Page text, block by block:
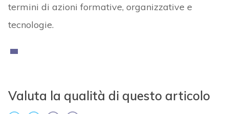
termini di azioni formative, organizzative e
tecnologie.
Valuta la qualità di questo articolo